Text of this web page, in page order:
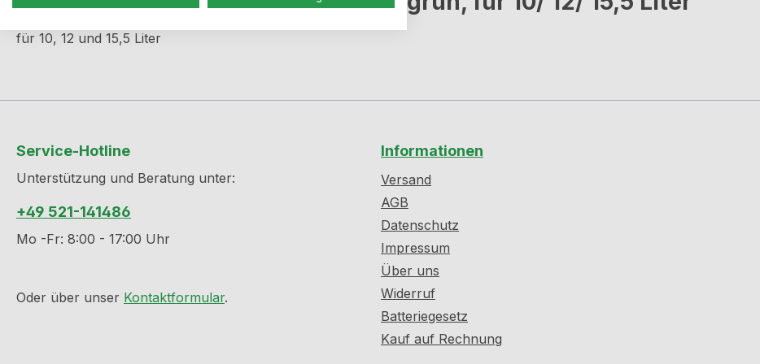
für 10, 12 und 15,5 Liter
Service-Hotline
Unterstützung und Beratung unter:
+49 521-141486
Mo -Fr: 8:00 - 17:00 Uhr
Oder über unser Kontaktformular.
Informationen
Versand
AGB
Datenschutz
Impressum
Über uns
Widerruf
Batteriegesetz
Kauf auf Rechnung